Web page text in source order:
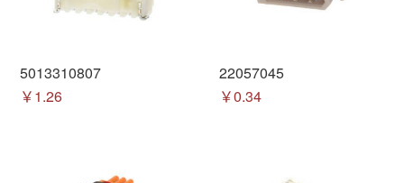
5013310807
￥1.26
22057045
￥0.34